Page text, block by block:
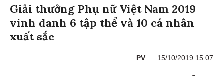
Giải thưởng Phụ nữ Việt Nam 2019
vinh danh 6 tập thể và 10 cá nhân
xuất sắc
PV 15/10/2019 15:07